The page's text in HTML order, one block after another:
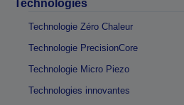
Technologies
Technologie Zéro Chaleur
Technologie PrecisionCore
Technologie Micro Piezo
Technologies innovantes